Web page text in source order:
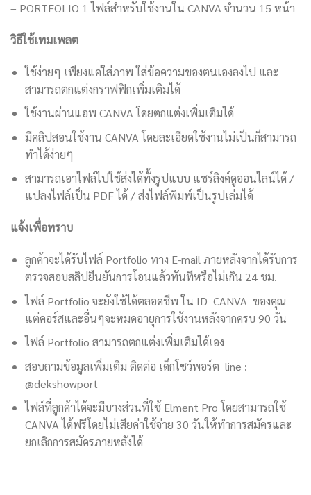
– PORTFOLIO 1 ไฟล์สำหรับใช้งานใน CANVA จำนวน 15 หน้า
วิธีใช้เทมเพลต
ใช้ง่ายๆ เพียงแค่ใส่ภาพ ใส่ข้อความของตนเองลงไป และ
สามารถตกแต่งกราฟฟิกเพิ่มเติมได้
ใช้งานผ่านแอพ CANVA โดยตกแต่งเพิ่มเติมได้
มีคลิปสอนใช้งาน CANVA โดยละเอียดใช้งานไม่เป็นก็สามารถ
ทำได้ง่ายๆ
สามารถเอาไฟล์ไปใช้ส่งได้ทั้งรูปแบบ แชร์ลิงค์ดูออนไลน์ได้ /
แปลงไฟล์เป็น PDF ได้ / ส่งไฟล์พิมพ์เป็นรูปเล่มได้
แจ้งเพื่อทราบ
ลูกค้าจะได้รับไฟล์ Portfolio ทาง E-mail ภายหลังจากได้รับการ
ตรวจสอบสลิปยืนยันการโอนแล้วทันทีหรือไม่เกิน 24 ชม.
ไฟล์ Portfolio จะยังใช้ได้ตลอดชีพ ใน ID CANVA ของคุณ
แต่คอร์สและอื่นๆจะหมดอายุการใช้งานหลังจากครบ 90 วัน
ไฟล์ Portfolio สามารถตกแต่งเพิ่มเติมได้เอง
สอบถามข้อมูลเพิ่มเติม ติดต่อ เด็กโชว์พอร์ต line :
@dekshowport
ไฟล์ที่ลูกค้าได้จะมีบางส่วนที่ใช้ Elment Pro โดยสามารถใช้
CANVA ได้ฟรีโดยไม่เสียค่าใช้จ่าย 30 วันให้ทำการสมัครและ
ยกเลิกการสมัครภายหลังได้